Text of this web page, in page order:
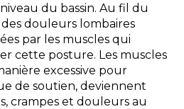
du bassin. Au fil du
douleurs lombaires
par les muscles qui
cette posture. Les muscles
excessive pour
de soutien, deviennent
crampes et douleurs au